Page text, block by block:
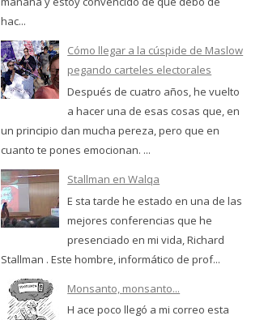
hac...
Cómo llegar a la cúspide de Maslow
pegando carteles electorales
Después de cuatro años, he vuelto
a hacer una de esas cosas que, en
un principio dan mucha pereza, pero que en
cuanto te pones emocionan. ...
Stallman en Walqa
E sta tarde he estado en una de las
mejores conferencias que he
presenciado en mi vida, Richard
Stallman . Este hombre, informático de prof...
Monsanto, monsanto...
H ace poco llegó a mi correo esta